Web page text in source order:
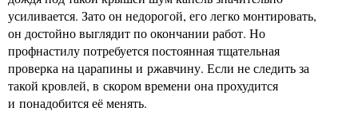
усиливается. Зато он недорогой, его легко монтировать,
он достойно выглядит по окончании работ. Но
профнастилу потребуется постоянная тщательная
проверка на царапины и ржавчину. Если не следить за
такой кровлей, в скором времени она прохудится
и понадобится её менять.